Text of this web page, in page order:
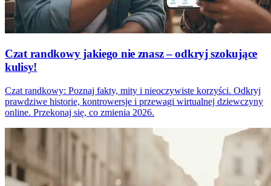
Czat randkowy jakiego nie znasz – odkryj szokujące
kulisy!
Czat randkowy: Poznaj fakty, mity i nieoczywiste korzyści. Odkryj
prawdziwe historie, kontrowersje i przewagi wirtualnej dziewczyny
online. Przekonaj się, co zmienia 2026.